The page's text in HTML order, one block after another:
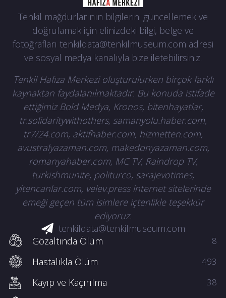
Tenkil mağdurlarının bilgilerini güncellemek ve
doğrulamak için elinizdeki bilgi, belge ve
fotoğrafları tenkildata@tenkilmuseum.com adresi
ve sosyal medya kanalıyla bize iletebilirsiniz.
Tenkil Hafıza Merkezi oluşturulurken birçok farklı
kaynaktan faydalanılmaktadır. Bu konuda istifade
ettiğimiz Bold Medya, Kronos, bitenhayatlar,
tr.solidaritywithothers, samanyolu.haber.com,
tr7/24.com, aktifhaber.com, hizmetten.com,
avustralyazaman.com, makedonyazaman.com,
romanyahaber.com, MC TV, Raindrop TV,
turkishmunite, politurco, sarajevotimes,
yitencanlar.com, velev.press internet sitelerinde
emeği geçen tüm isimlere içtenlikle teşekkür
ediyoruz.
tenkildata@tenkilmuseum.com
Gözaltında Ölüm
8
Hastalıkla Ölüm 493
Kayıp ve Kaçırılma 38